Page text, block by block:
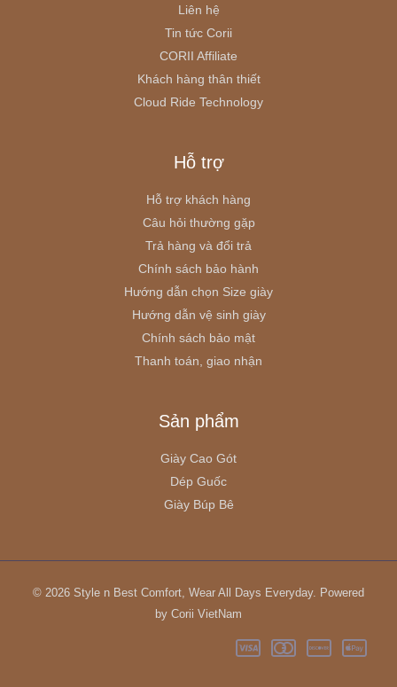
Liên hệ
Tin tức Corii
CORII Affiliate
Khách hàng thân thiết
Cloud Ride Technology
Hỗ trợ
Hỗ trợ khách hàng
Câu hỏi thường gặp
Trả hàng và đổi trả
Chính sách bảo hành
Hướng dẫn chọn Size giày
Hướng dẫn vệ sinh giày
Chính sách bảo mật
Thanh toán, giao nhận
Sản phẩm
Giày Cao Gót
Dép Guốc
Giày Búp Bê
© 2026 Style n Best Comfort, Wear All Days Everyday. Powered
by Corii VietNam